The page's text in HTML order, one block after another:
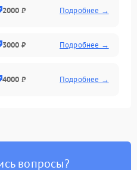
2000 ₽ Подробнее →
3000 ₽ Подробнее →
4000 ₽ Подробнее →
вопросы?